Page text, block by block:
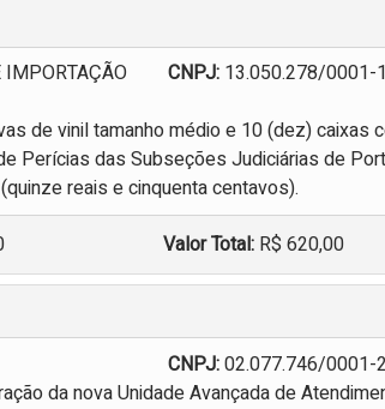
IMPORTAÇÃO
CNPJ: 13.050.278/0001-
de vinil tamanho médio e 10 (dez) caixas
Perícias das Subseções Judiciárias de
reais e cinquenta centavos).
Valor Total: R$ 620,00
CNPJ:02.077.746/0001-
da nova Unidade Avançada de